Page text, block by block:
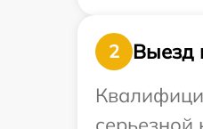
2
Выезд